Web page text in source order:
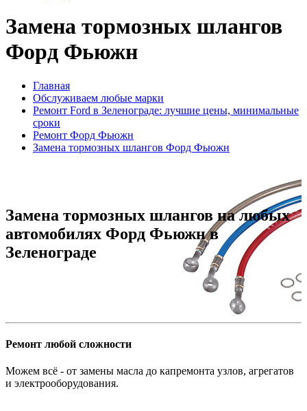
Замена тормозных шлангов
Форд Фьюжн
Главная
Обслуживаем любые марки
Ремонт Ford в Зеленограде: лучшие цены, минимальные
сроки
Ремонт Форд Фьюжн
Замена тормозных шлангов Форд Фьюжн
Замена тормозных шлангов на любых
автомобилях Форд Фьюжн в
Зеленограде
Ремонт любой сложности
Можем всё - от замены масла до капремонта узлов, агрегатов
и электрооборудования.